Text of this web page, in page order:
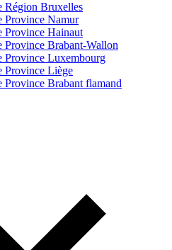
Région Bruxelles
Province Namur
Province Hainaut
Province Brabant-Wallon
Province Luxembourg
Province Liège
Province Brabant flamand